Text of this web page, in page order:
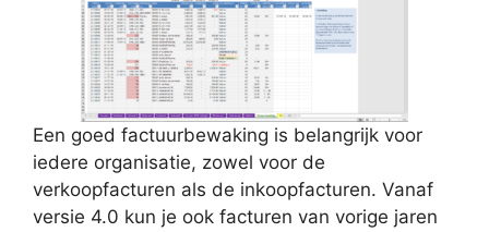
Een goed factuurbewaking is belangrijk voor
iedere organisatie, zowel voor de
verkoopfacturen als de inkoopfacturen. Vanaf
versie 4.0 kun je ook facturen van vorige jaren